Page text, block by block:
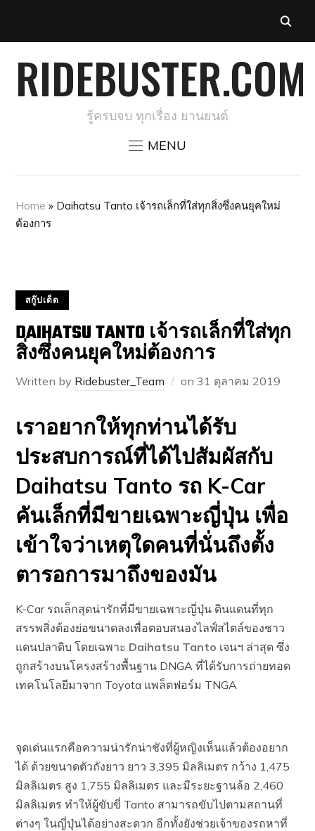
RIDEBUSTER.COM
รู้ครบจบ ทุกเรื่อง ยานยนต์
MENU
Home » Daihatsu Tanto เจ้ารถเล็กที่ใส่ทุกสิ่งซึ่งคนยุคใหม่
ต้องการ
สกู๊ปเด็ด
DAIHATSU TANTO เจ้ารถเล็กที่ใส่ทุก
สิ่งซึ่งคนยุคใหม่ต้องการ
Written by Ridebuster_Team on31 ตุลาคม 2019
เราอยากให้ทุกท่านได้รับ
ประสบการณ์ที่ได้ไปสัมผัสกับ
Daihatsu Tanto รถ K-Car
คันเล็กที่มีขายเฉพาะญี่ปุ่น เพื่อ
เข้าใจว่าเหตุใดคนที่นั่นถึงตั้ง
ตารอการมาถึงของมัน
K-Car รถเล็กสุดน่ารักที่มีขายเฉพาะญี่ปุ่น ดินแดนที่ทุก
สรรพสิ่งต้องย่อขนาดลงเพื่อตอบสนองไลฟ์สไตล์ของชาว
แดนปลาดิบ โดยเฉพาะ Daihatsu Tanto เจนฯ ล่าสุด ซึ่ง
ถูกสร้างบนโครงสร้างพื้นฐาน DNGA ที่ได้รับการถ่ายทอด
เทคโนโลยีมาจาก Toyota แพล็ตฟอร์ม TNGA
จุดเด่นแรกคือความน่ารักน่าชังที่ผู้หญิงเห็นแล้วต้องอยาก
ได้ ด้วยขนาดตัวถังยาว ยาว 3,395 มิลลิเมตร กว้าง 1,475
มิลลิเมตร สูง 1,755 มิลลิเมตร และมีระยะฐานล้อ 2,460
มิลลิเมตร ทำให้ผู้ขับขี่ Tanto สามารถขับไปตามสถานที่
ต่างๆ ในญี่ปุ่นได้อย่างสะดวก อีกทั้งยังช่วยเจ้าของรถหาที่